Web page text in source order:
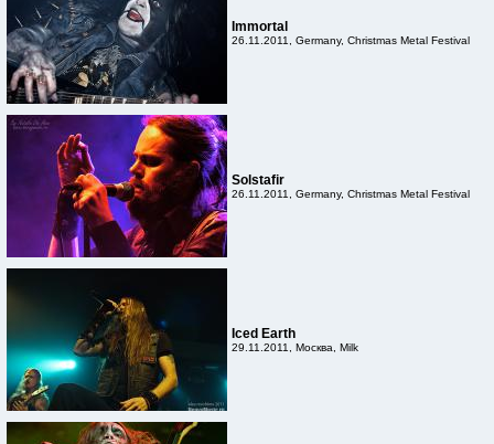
Immortal
26.11.2011, Germany, Christmas Metal Festival
Solstafir
26.11.2011, Germany, Christmas Metal Festival
Iced Earth
29.11.2011, Москва, Milk